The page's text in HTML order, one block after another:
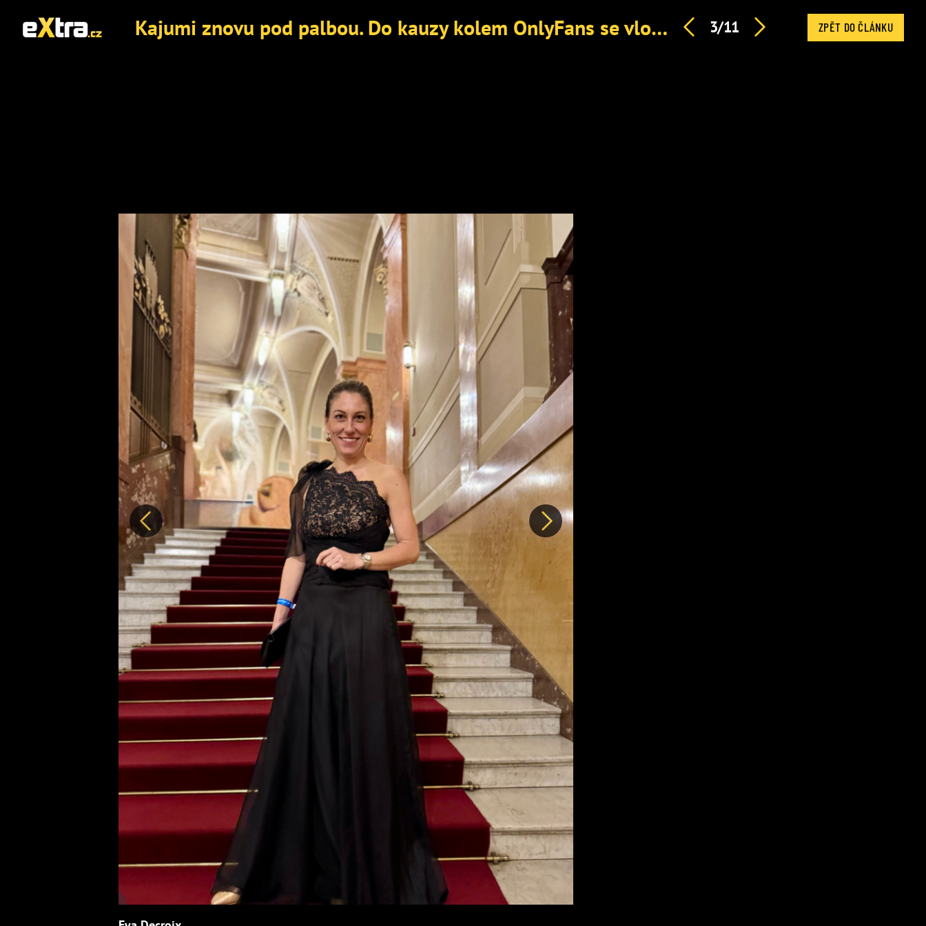
Kajumi znovu pod palbou. Do kauzy kolem OnlyFans se vložila i exministryně Decroix 3/11 ZPĚT DO ČLÁNKU
Předchozí Další